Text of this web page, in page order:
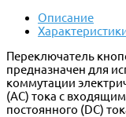
Описание
Переключатель
предназначен для
коммутации
(АС) тока с
постоянного (DC)